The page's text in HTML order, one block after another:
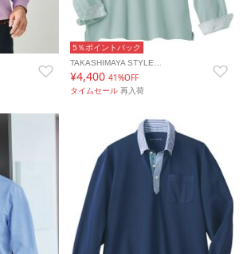
5％ポイントバック
TAKASHIMAYA STYLE…
¥4,40041%OFF
タイムセール再入荷